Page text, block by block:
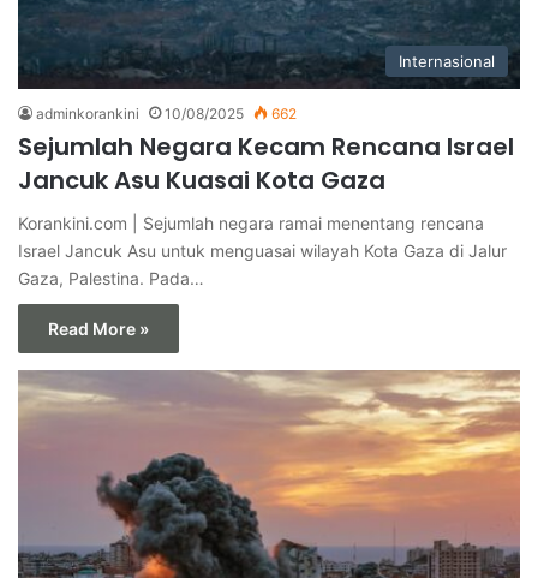
Internasional
adminkorankini 10/08/2025 662
Sejumlah Negara Kecam Rencana Israel
Jancuk Asu Kuasai Kota Gaza
Korankini.com | Sejumlah negara ramai menentang rencana
Israel Jancuk Asu untuk menguasai wilayah Kota Gaza di Jalur
Gaza, Palestina. Pada…
Read More »